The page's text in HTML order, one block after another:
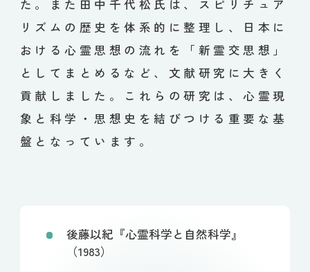
た。また田中千代松氏は、スピリチュア
リズムの歴史を体系的に整理し、日本に
おける心霊思想の流れを「新霊交思想」
としてまとめるなど、文献研究に大きく
貢献しました。これらの研究は、心霊現
象と科学・思想史を結びつける重要な基
盤となっています。
後藤以紀『心霊科学と自然科学』
（1983）